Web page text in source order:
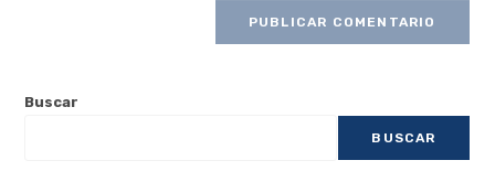
Buscar
BUSCAR